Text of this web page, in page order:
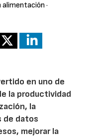
alimentación ·
en uno de
la productividad
la
de datos
mejorar la